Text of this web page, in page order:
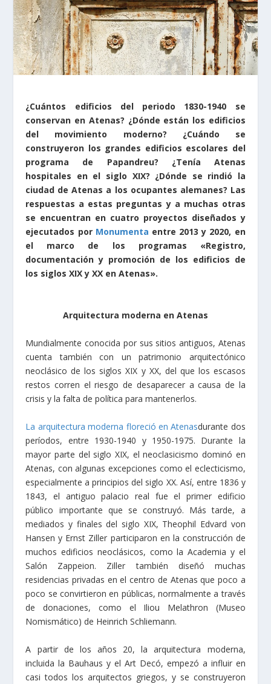
¿Cuántos edificios del periodo 1830-1940 se
conservan en Atenas? ¿Dónde están los edificios
del movimiento moderno? ¿Cuándo se
construyeron los grandes edificios escolares del
programa de Papandreu? ¿Tenía Atenas
hospitales en el siglo XIX? ¿Dónde se rindió la
ciudad de Atenas a los ocupantes alemanes? Las
respuestas a estas preguntas y a muchas otras
se encuentran en cuatro proyectos diseñados y
ejecutados por Monumenta entre 2013 y 2020, en
el marco de los programas «Registro,
documentación y promoción de los edificios de
los siglos XIX y XX en Atenas».
Arquitectura moderna en Atenas
Mundialmente conocida por sus sitios antiguos, Atenas
cuenta también con un patrimonio arquitectónico
neoclásico de los siglos XIX y XX, del que los escasos
restos corren el riesgo de desaparecer a causa de la
crisis y la falta de política para mantenerlos.
La arquitectura moderna floreció en Atenasdurante dos
períodos, entre 1930-1940 y 1950-1975. Durante la
mayor parte del siglo XIX, el neoclasicismo dominó en
Atenas, con algunas excepciones como el eclecticismo,
especialmente a principios del siglo XX. Así, entre 1836 y
1843, el antiguo palacio real fue el primer edificio
público importante que se construyó. Más tarde, a
mediados y finales del siglo XIX, Theophil Edvard von
Hansen y Ernst Ziller participaron en la construcción de
muchos edificios neoclásicos, como la Academia y el
Salón Zappeion. Ziller también diseñó muchas
residencias privadas en el centro de Atenas que poco a
poco se convirtieron en públicas, normalmente a través
de donaciones, como el Iliou Melathron (Museo
Nomismático) de Heinrich Schliemann.
A partir de los años 20, la arquitectura moderna,
incluida la Bauhaus y el Art Decó, empezó a influir en
casi todos los arquitectos griegos, y se construyeron